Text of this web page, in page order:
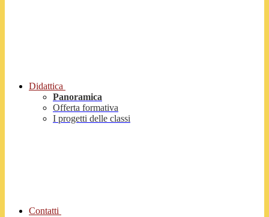
Didattica
Panoramica
Offerta formativa
I progetti delle classi
Contatti